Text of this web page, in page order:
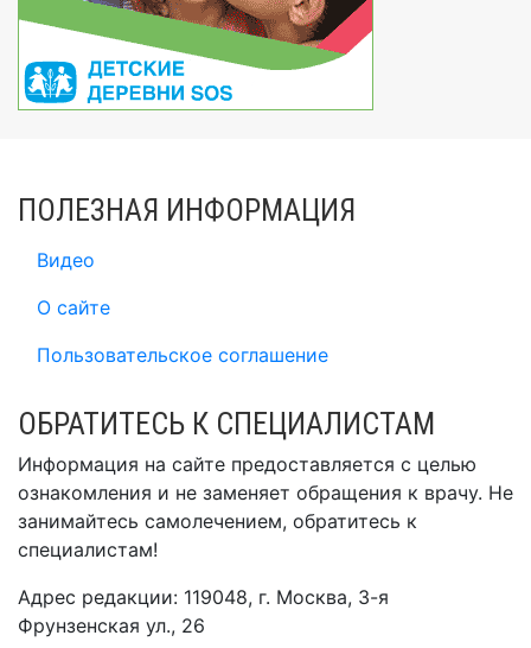
ПОЛЕЗНАЯ ИНФОРМАЦИЯ
Видео
О сайте
Пользовательское соглашение
ОБРАТИТЕСЬ К СПЕЦИАЛИСТАМ
Информация на сайте предоставляется с целью
ознакомления и не заменяет обращения к врачу. Не
занимайтесь самолечением, обратитесь к
специалистам!
Адрес редакции: 119048, г. Москва, 3-я
Фрунзенская ул., 26